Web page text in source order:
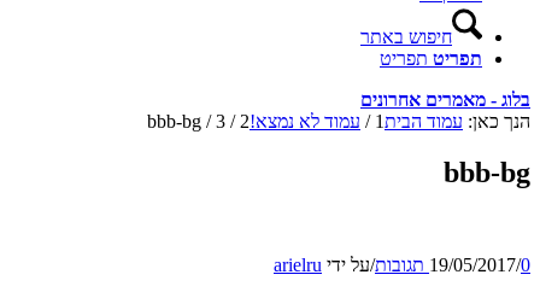
חיפוש באתר
תפריט תפריט
בלוג - מאמרים אחרונים
הנך כאן: עמוד הבית1
/ עמוד לא נמצא!2
/
3
/
bbb-bg
bbb-bg
19/05/2017/0 תגובות /על ידי arielru